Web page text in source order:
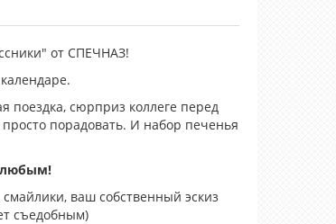
от СПЕЧНАЗ!
поездка, сюрприз коллеге перед
порадовать. И набор печенья
любым!
ваш собственный эскиз
съедобным)